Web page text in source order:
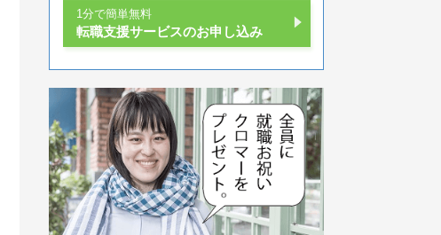
1分で簡単無料
転職支援サービスのお申し込み